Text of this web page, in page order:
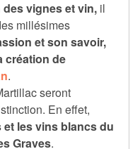
vignes et vin, il
millésimes
et son savoir,
création de
.
seront
En effet,
les vins blancs du
Graves.